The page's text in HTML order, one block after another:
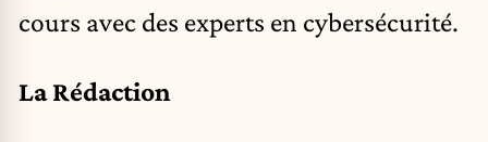
cours avec des experts en cybersécurité.
La Rédaction